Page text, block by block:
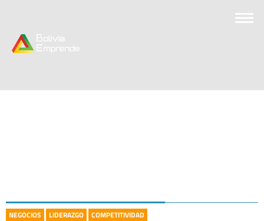
NEGOCIOS LIDERAZGO COMPETITIVIDAD